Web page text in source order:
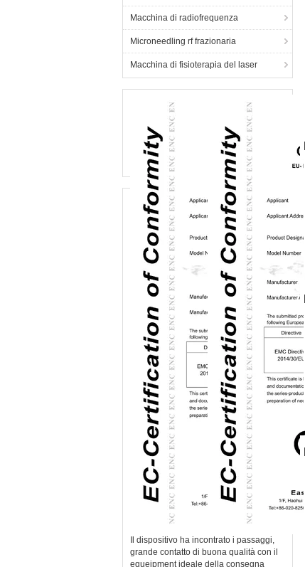
Macchina di radiofrequenza
Microneedling rf frazionaria
Macchina di fisioterapia del laser
Il dispositivo ha incontrato i passaggi,
grande contatto di buona qualità con il
equeipment ideale della consegna